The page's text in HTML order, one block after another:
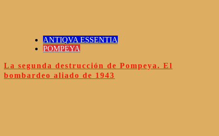
ANTIQVA ESSENTIA
POMPEYA
La segunda destrucción de Pompeya. El
bombardeo aliado de 1943